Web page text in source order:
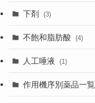
下剤 (3)
不飽和脂肪酸 (4)
人工唾液 (1)
作用機序別薬品一覧